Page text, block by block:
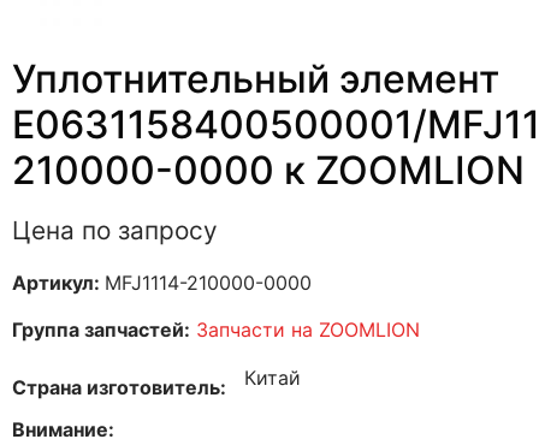
Уплотнительный элемент
E0631158400500001/
210000-0000 к ZOOMLION
Цена по запросу
Артикул: MFJ1114-210000-0000
Группа запчастей: Запчасти на ZOOMLION
Страна изготовитель Китай
Внимание